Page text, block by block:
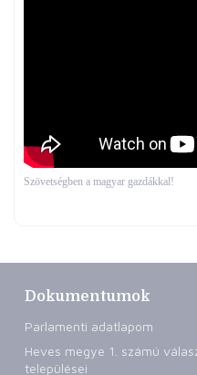
Szövetségben a magyar gazdákkal!
Dokumentumok
Parlamenti adatlapom
Heves megye 1. számú
települései